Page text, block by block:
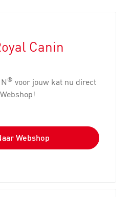
Canin
® voor jouw kat nu direct
Webshop